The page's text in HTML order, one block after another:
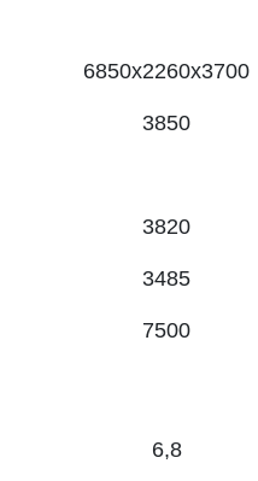
6850x2260x3700
3850
3820
3485
7500
6,8